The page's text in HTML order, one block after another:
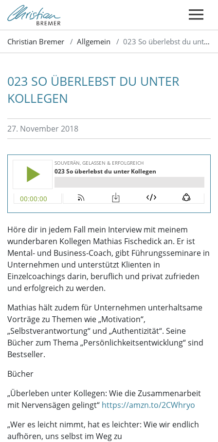
Christian Bremer Allgemein 023 So überlebst du unter Kollegen
023 SO ÜBERLEBST DU UNTER
KOLLEGEN
27. November 2018
Höre dir in jedem Fall mein Interview mit meinem
wunderbaren Kollegen Mathias Fischedick an. Er ist
Mental- und Business-Coach, gibt Führungsseminare in
Unternehmen und unterstützt Klienten in
Einzelcoachings darin, beruflich und privat zufrieden
und erfolgreich zu werden.
Mathias hält zudem für Unternehmen unterhaltsame
Vorträge zu Themen wie „Motivation“,
„Selbstverantwortung“ und „Authentizität“. Seine
Bücher zum Thema „Persönlichkeitsentwicklung“ sind
Bestseller.
Bücher
„Überleben unter Kollegen: Wie die Zusammenarbeit
mit Nervensägen gelingt“ https://amzn.to/2CWhryo
„Wer es leicht nimmt, hat es leichter: Wie wir endlich
aufhören, uns selbst im Weg zu